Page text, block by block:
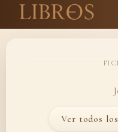
Ver todos